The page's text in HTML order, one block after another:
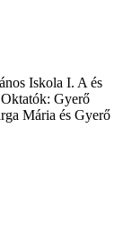
Iskola I. A és
Gyerő
Mária és Gyerő